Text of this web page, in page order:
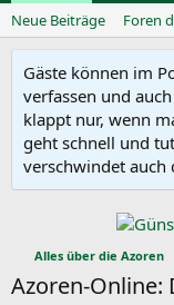
Neue Beiträge Foren
Gäste können im
verfassen und
klappt nur, wenn
geht schnell und
verschwindet auch
Alles über die Azoren
Azoren-Online: